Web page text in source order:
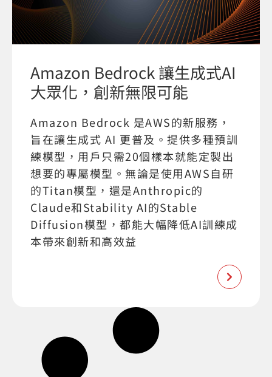
Amazon Bedrock 讓生成式AI
大眾化，創新無限可能
Amazon Bedrock 是AWS的新服務，
旨在讓生成式 AI 更普及。提供多種預訓
練模型，用戶只需20個樣本就能定製出
想要的專屬模型。無論是使用AWS自研
的Titan模型，還是Anthropic的
Claude和Stability AI的Stable
Diffusion模型，都能大幅降低AI訓練成
本帶來創新和高效益